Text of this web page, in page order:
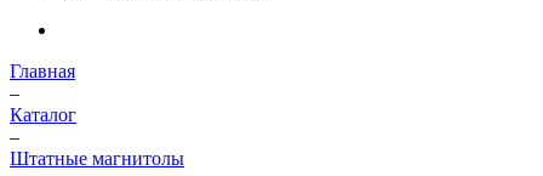
Главная
–
Каталог
–
Штатные магнитолы